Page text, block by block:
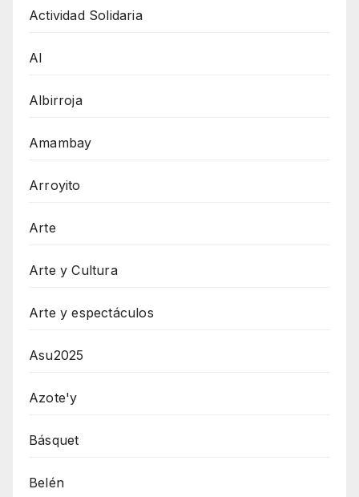
Actividad Solidaria
AI
Albirroja
Amambay
Arroyito
Arte
Arte y Cultura
Arte y espectáculos
Asu2025
Azote'y
Básquet
Belén